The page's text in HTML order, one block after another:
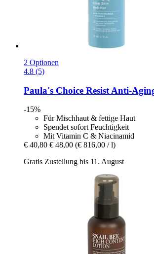
2 Optionen
4.8 (5)
Paula's Choice Resist Anti-​
-15%
Für Mischhaut & fettige Haut
Spendet sofort Feuchtigkeit
Mit Vitamin C & Niacinamid
€ 40,80 € 48,00 (€ 816,00 / l)
Gratis Zustellung bis 11. August